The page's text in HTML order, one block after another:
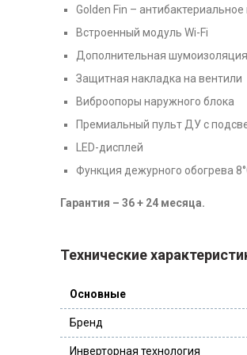
Golden Fin –
Встроенный модуль Wi-Fi
Дополнительная
Защитная накладка на вентили
Виброопоры наружного блока
Премиальный пульт ДУ с
LED-дисплей
Функция дежурного обогрева
Гарантия – 36 + 24 месяца.
Технические
Основные
Бренд
Инверторная технология